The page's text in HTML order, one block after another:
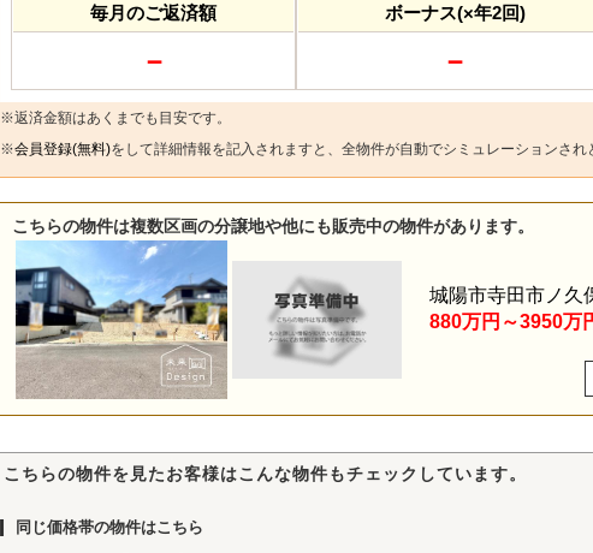
毎月のご返済額
－
ボーナス(×年2回)
－
※返済金額はあくまでも目安です。
※会員登録(無料)をして詳細情報を記入されますと、全物件が自動でシミュレーションさ
こちらの物件は複数区画の分譲地や他にも販売中の物件があります。
城陽市寺田市ノ久
880万円～3950万
こちらの物件を見たお客様はこんな物件もチェックしています。
同じ価格帯の物件はこちら